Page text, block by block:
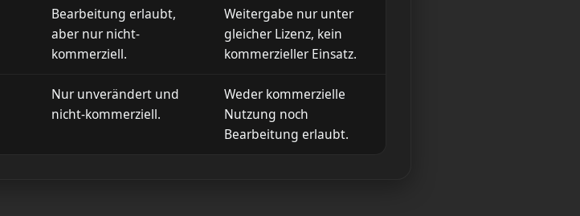
Bearbeitung erlaubt,
aber nur nicht-
kommerziell.
Weitergabe nur unter
gleicher Lizenz, kein
kommerzieller Einsatz.
Nur unverändert und
nicht-kommerziell.
Weder kommerzielle
Nutzung noch
Bearbeitung erlaubt.